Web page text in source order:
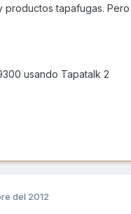
productos tapafugas.
usando Tapatalk 2
del 2012